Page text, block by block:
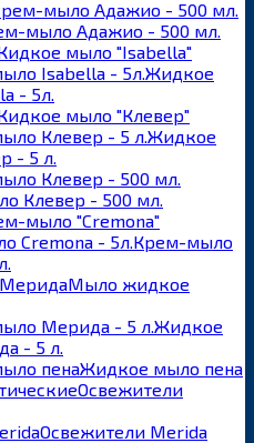
мыло Адажио - 500 мл.
мыло "Isabella"
Жидкое
- 5л.
мыло "Клевер"
Жидкое
- 5 л.
Клевер - 500 мл.
мыло "Cremona"
Крем-мыло
Мыло жидкое
Жидкое
- 5 л.
Жидкое мыло пена
Освежители
Освежители Merida